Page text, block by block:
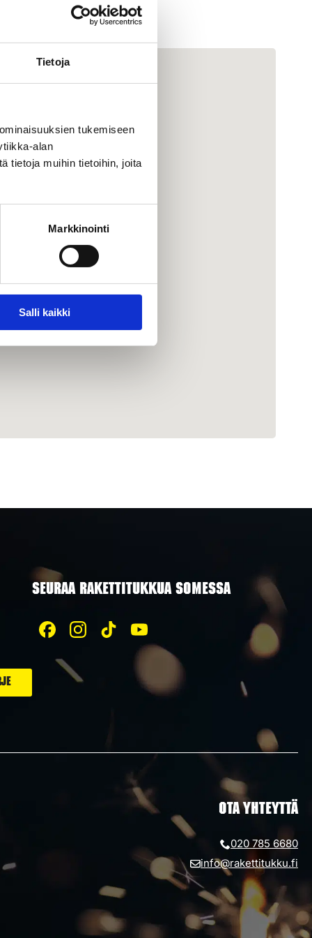
Tietoja
tukemiseen
alan
tietoja muihin tietoihin, joita
Markkinointi
Salli kaikki
SEURAA RAKETTITUKKUA SOMESSA
OTA YHTEYTTÄ
020 785 6680
info@rakettitukku.fi